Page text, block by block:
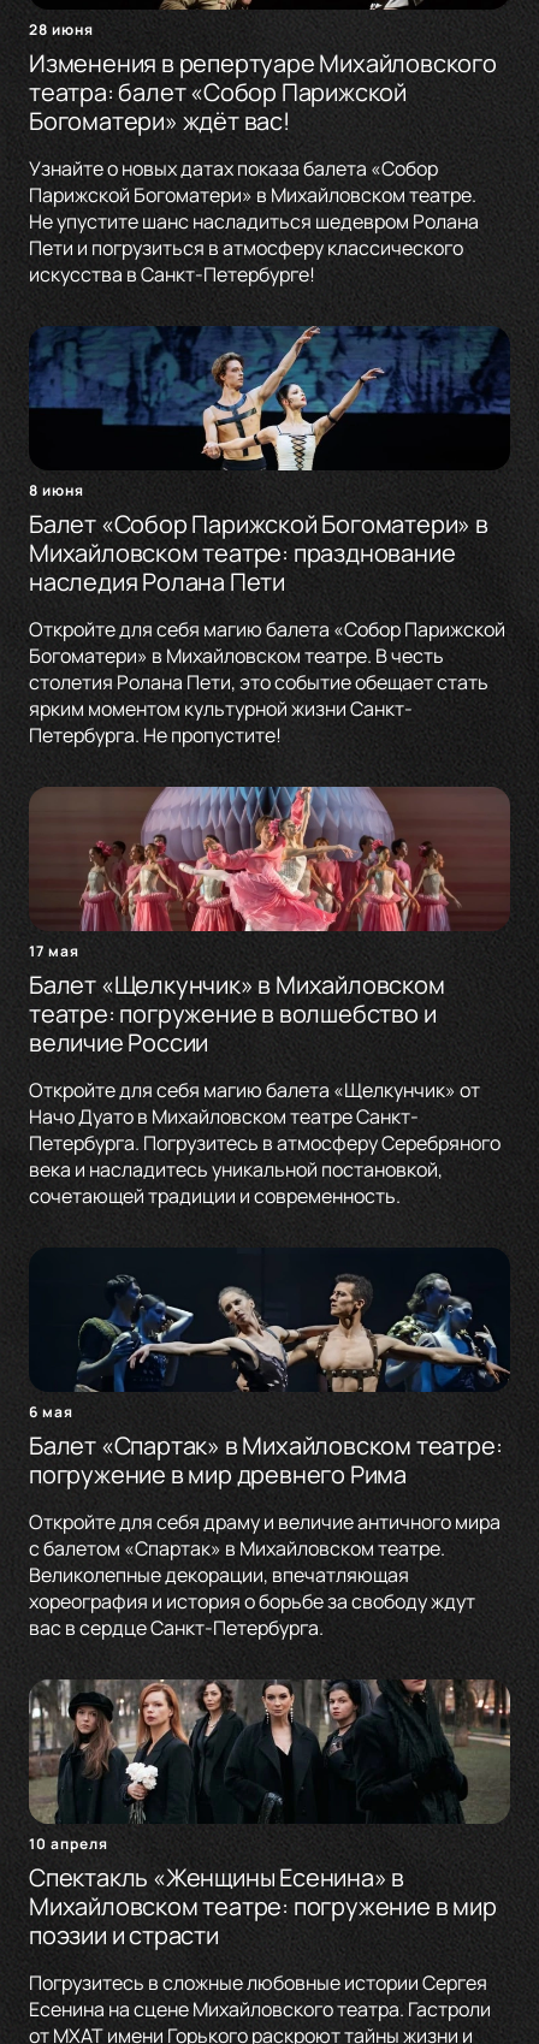
28 июня
Изменения в репертуаре Михайловского
театра: балет «Собор Парижской
Богоматери» ждёт вас!
Узнайте о новых датах показа балета «Собор
Парижской Богоматери» в Михайловском театре.
Не упустите шанс насладиться шедевром Ролана
Пети и погрузиться в атмосферу классического
искусства в Санкт-Петербурге!
8 июня
Балет «Собор Парижской Богоматери» в
Михайловском театре: празднование
наследия Ролана Пети
Откройте для себя магию балета «Собор Парижской
Богоматери» в Михайловском театре. В честь
столетия Ролана Пети, это событие обещает стать
ярким моментом культурной жизни Санкт-
Петербурга. Не пропустите!
17 мая
Балет «Щелкунчик» в Михайловском
театре: погружение в волшебство и
величие России
Откройте для себя магию балета «Щелкунчик» от
Начо Дуато в Михайловском театре Санкт-
Петербурга. Погрузитесь в атмосферу Серебряного
века и насладитесь уникальной постановкой,
сочетающей традиции и современность.
6 мая
Балет «Спартак» в Михайловском театре:
погружение в мир древнего Рима
Откройте для себя драму и величие античного мира
с балетом «Спартак» в Михайловском театре.
Великолепные декорации, впечатляющая
хореография и история о борьбе за свободу ждут
вас в сердце Санкт-Петербурга.
10 апреля
Спектакль «Женщины Есенина» в
Михайловском театре: погружение в мир
поэзии и страсти
Погрузитесь в сложные любовные истории Сергея
Есенина на сцене Михайловского театра. Гастроли
от МХАТ имени Горького раскроют тайны жизни и